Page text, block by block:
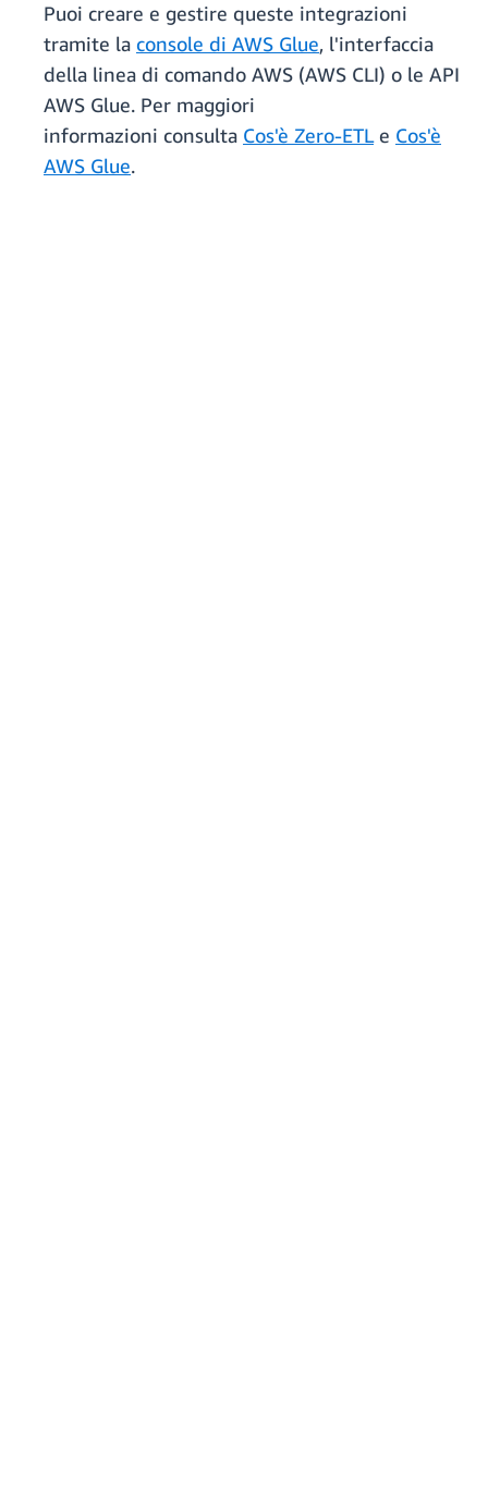
Puoi creare e gestire queste integrazioni
tramite la console di AWS Glue, l'interfaccia
della linea di comando AWS (AWS CLI) o le API
AWS Glue. Per maggiori
informazioni consulta Cos'è Zero-ETLe Cos'è
AWS Glue.